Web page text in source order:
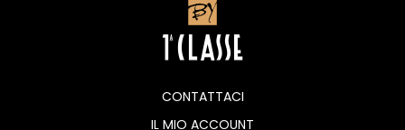
CONTATTACI
IL MIO ACCOUNT